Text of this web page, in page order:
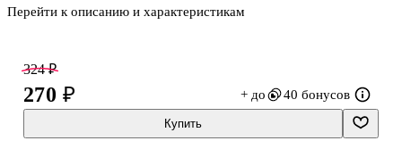
всех, кто хочет добавить в свою жизнь яркий аксессуар для
Перейти к описанию и характеристикам
324 ₽
270 ₽ + до 40 бонусов
Купить